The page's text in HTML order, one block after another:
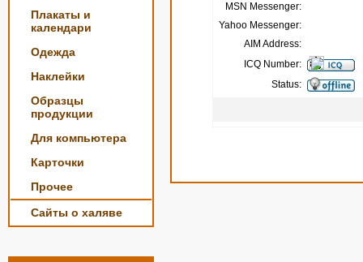
Плакаты и
календари
Одежда
Наклейки
Образцы
продукции
Для компьютера
Карточки
Прочее
Сайты о халяве
MSN Messenger:
Yahoo Messenger:
AIM Address:
ICQ Number:
Status: